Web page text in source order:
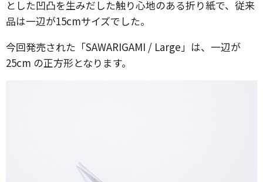
とした凹凸を生みだした触り心地のある折り紙で、従来
品は一辺が15cmサイズでした。
今回発売された「SAWARIGAMI / Large」は、一辺が
25cm の正方形となります。